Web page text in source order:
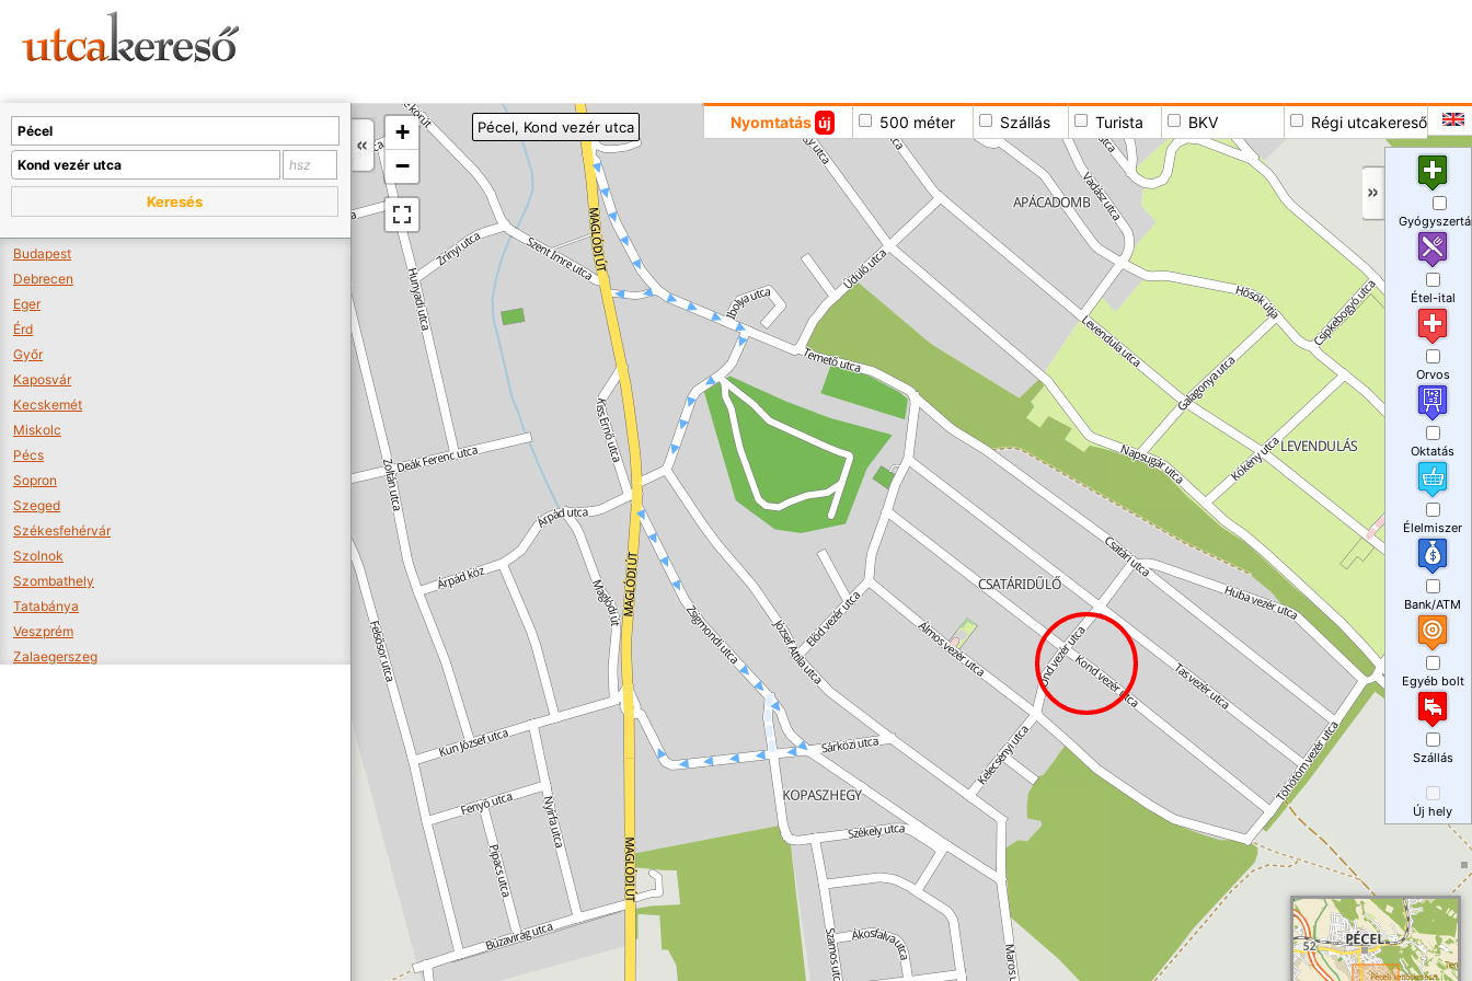
+
−
Nyomtatás új 500 méter Szállás Turista BKV Régi utcakereső
Pécel, Kond vezér utca
Keresés
Budapest
Debrecen
Eger
Érd
Győr
Kaposvár
Kecskemét
Miskolc
Pécs
Sopron
Szeged
Székesfehérvár
Szolnok
Szombathely
Tatabánya
Veszprém
Zalaegerszeg
Étel-ital
Orvos
Oktatás
Élelmiszer
Bank/ATM
Egyéb bolt
Szállás
Új hely
A térképet kicsinyíteni kell, hogy látszódjanak a boltok.
Boltok látszódjanak >>